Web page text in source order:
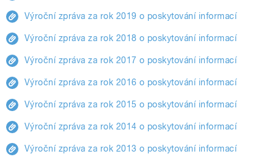
Výroční zpráva za rok 2019 o poskytování informací
Výroční zpráva za rok 2018 o poskytování informací
Výroční zpráva za rok 2017 o poskytování informací
Výroční zpráva za rok 2016 o poskytování informací
Výroční zpráva za rok 2015 o poskytování informací
Výroční zpráva za rok 2014 o poskytování informací
Výroční zpráva za rok 2013 o poskytování informací